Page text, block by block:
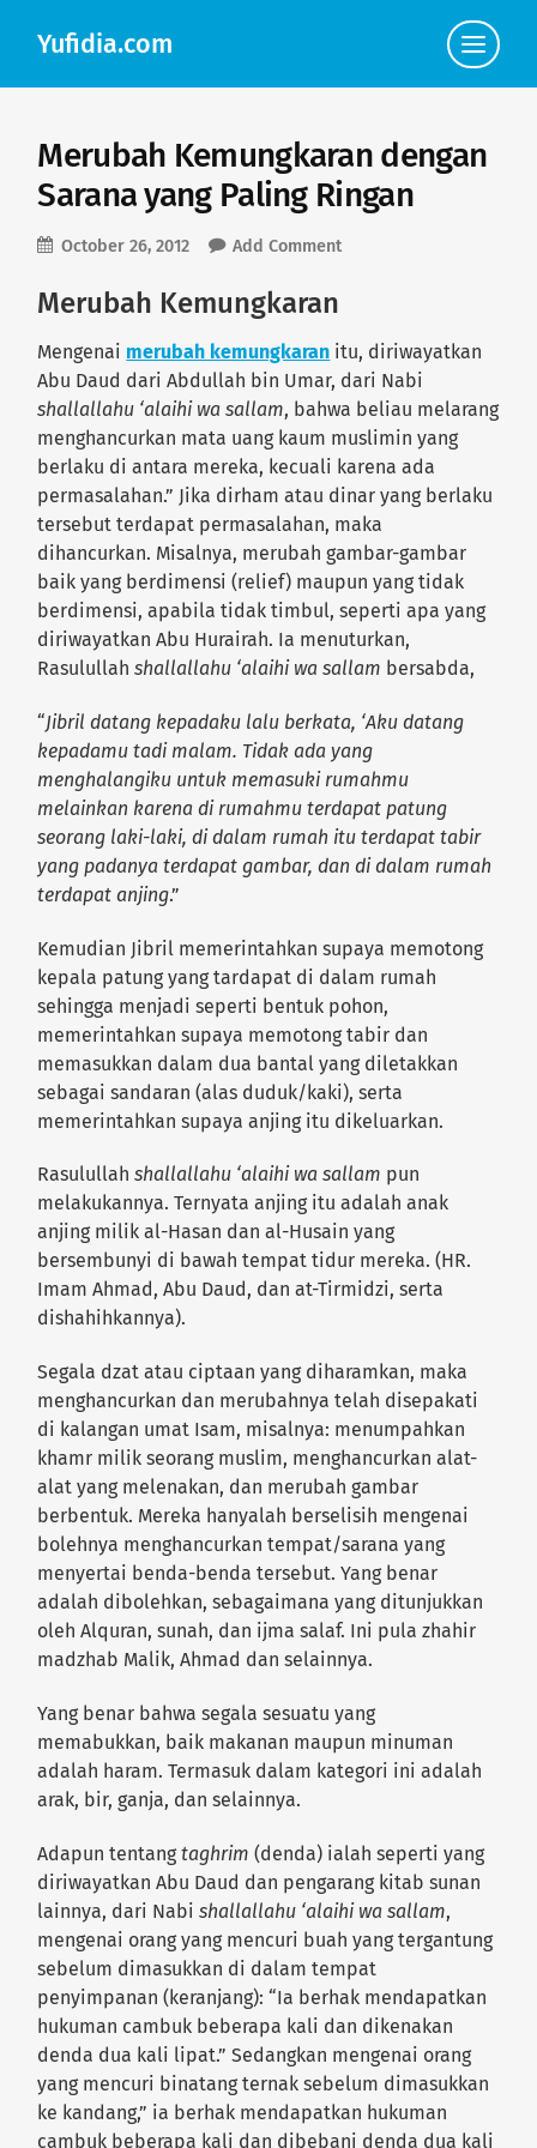
Yufidia.com
Click
to
view
Merubah Kemungkaran dengan
Sarana yang Paling Ringan
October 26, 2012 Add Comment
Merubah Kemungkaran
Mengenai merubah kemungkaran itu, diriwayatkan
Abu Daud dari Abdullah bin Umar, dari Nabi
shallallahu ‘alaihi wa sallam, bahwa beliau melarang
menghancurkan mata uang kaum muslimin yang
berlaku di antara mereka, kecuali karena ada
permasalahan.” Jika dirham atau dinar yang berlaku
tersebut terdapat permasalahan, maka
dihancurkan. Misalnya, merubah gambar-gambar
baik yang berdimensi (relief) maupun yang tidak
berdimensi, apabila tidak timbul, seperti apa yang
diriwayatkan Abu Hurairah. Ia menuturkan,
Rasulullahshallallahu ‘alaihi wa sallam bersabda,
“Jibril datang kepadaku lalu berkata, ‘Aku datang
kepadamu tadi malam. Tidak ada yang
menghalangiku untuk memasuki rumahmu
melainkan karena di rumahmu terdapat patung
seorang laki-laki, di dalam rumah itu terdapat tabir
yang padanya terdapat gambar, dan di dalam rumah
terdapat anjing.”
Kemudian Jibril memerintahkan supaya memotong
kepala patung yang tardapat di dalam rumah
sehingga menjadi seperti bentuk pohon,
memerintahkan supaya memotong tabir dan
memasukkan dalam dua bantal yang diletakkan
sebagai sandaran (alas duduk/kaki), serta
memerintahkan supaya anjing itu dikeluarkan.
Rasulullahshallallahu ‘alaihi wa sallam pun
melakukannya. Ternyata anjing itu adalah anak
anjing milik al-Hasan dan al-Husain yang
bersembunyi di bawah tempat tidur mereka. (HR.
Imam Ahmad, Abu Daud, dan at-Tirmidzi, serta
dishahihkannya).
Segala dzat atau ciptaan yang diharamkan, maka
menghancurkan dan merubahnya telah disepakati
di kalangan umat Isam, misalnya: menumpahkan
khamr milik seorang muslim, menghancurkan alat-
alat yang melenakan, dan merubah gambar
berbentuk. Mereka hanyalah berselisih mengenai
bolehnya menghancurkan tempat/sarana yang
menyertai benda-benda tersebut. Yang benar
adalah dibolehkan, sebagaimana yang ditunjukkan
oleh Alquran, sunah, dan ijma salaf. Ini pula zhahir
madzhab Malik, Ahmad dan selainnya.
Yang benar bahwa segala sesuatu yang
memabukkan, baik makanan maupun minuman
adalah haram. Termasuk dalam kategori ini adalah
arak, bir, ganja, dan selainnya.
Adapun tentangtaghrim (denda) ialah seperti yang
diriwayatkan Abu Daud dan pengarang kitab sunan
lainnya, dari Nabishallallahu ‘alaihi wa sallam,
mengenai orang yang mencuri buah yang tergantung
sebelum dimasukkan di dalam tempat
penyimpanan (keranjang): “Ia berhak mendapatkan
hukuman cambuk beberapa kali dan dikenakan
denda dua kali lipat.” Sedangkan mengenai orang
yang mencuri binatang ternak sebelum dimasukkan
ke kandang,” ia berhak mendapatkan hukuman
cambuk beberapa kali dan dibebani denda dua kali